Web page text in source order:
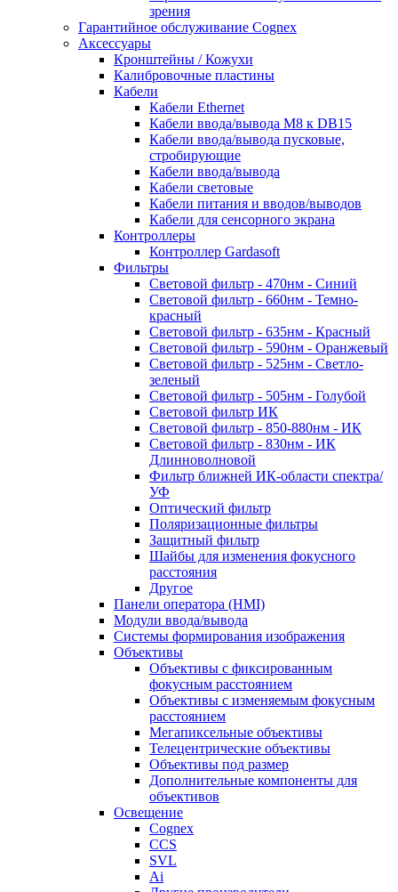
зрения
Гарантийное обслуживание Cognex
Аксессуары
Кронштейны / Кожухи
Калибровочные пластины
Кабели
Кабели Ethernet
Кабели ввода/вывода M8 к DB15
Кабели ввода/вывода пусковые,
стробирующие
Кабели ввода/вывода
Кабели световые
Кабели питания и вводов/выводов
Кабели для сенсорного экрана
Контроллеры
Контроллер Gardasoft
Фильтры
Световой фильтр - 470нм - Синий
Световой фильтр - 660нм - Темно-
красный
Световой фильтр - 635нм - Красный
Световой фильтр - 590нм - Оранжевый
Световой фильтр - 525нм - Светло-
зеленый
Световой фильтр - 505нм - Голубой
Световой фильтр ИК
Световой фильтр - 850-880нм - ИК
Световой фильтр - 830нм - ИК
Длинноволновой
Фильтр ближней ИК-области спектра/
УФ
Оптический фильтр
Поляризационные фильтры
Защитный фильтр
Шайбы для изменения фокусного
расстояния
Другое
Панели оператора (HMI)
Модули ввода/вывода
Системы формирования изображения
Объективы
Объективы с фиксированным
фокусным расстоянием
Объективы с изменяемым фокусным
расстоянием
Мегапиксельные объективы
Телецентрические объективы
Объективы под размер
Дополнительные компоненты для
объективов
Освещение
Cognex
CCS
SVL
Ai